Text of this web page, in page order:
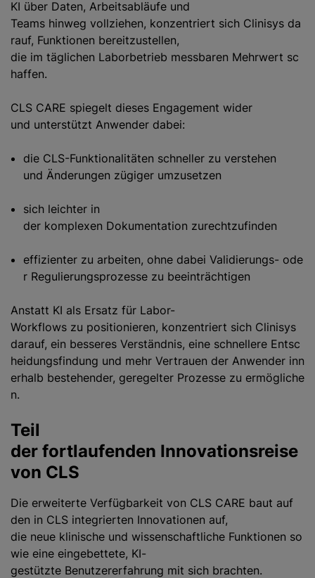
KI über Daten, Arbeitsabläufe und
Teams hinweg vollziehen, konzentriert sich Clinisys da
rauf, Funktionen bereitzustellen,
die im täglichen Laborbetrieb messbaren Mehrwert sc
haffen.
CLS CARE spiegelt dieses Engagement wider
und unterstützt Anwender dabei:
die CLS-Funktionalitäten schneller zu verstehen
und Änderungen zügiger umzusetzen
sich leichter in
der komplexen Dokumentation zurechtzufinden
effizienter zu arbeiten, ohne dabei Validierungs- ode
r Regulierungsprozesse zu beeinträchtigen
Anstatt KI als Ersatz für Labor-
Workflows zu positionieren, konzentriert sich Clinisys
darauf, ein besseres Verständnis, eine schnellere Entsc
heidungsfindung und mehr Vertrauen der Anwender inn
erhalb bestehender, geregelter Prozesse zu ermögliche
n.
Teil
der fortlaufenden Innovationsreise
von CLS
Die erweiterte Verfügbarkeit von CLS CARE baut auf
den in CLS integrierten Innovationen auf,
die neue klinische und wissenschaftliche Funktionen so
wie eine eingebettete, KI-
gestützte Benutzererfahrung mit sich brachten.